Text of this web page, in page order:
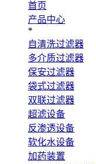
首页
产品中心
*
自清洗过滤器
多介质过滤器
保安过滤器
袋式过滤器
双联过滤器
超滤设备
反渗透设备
软化水设备
加药装置